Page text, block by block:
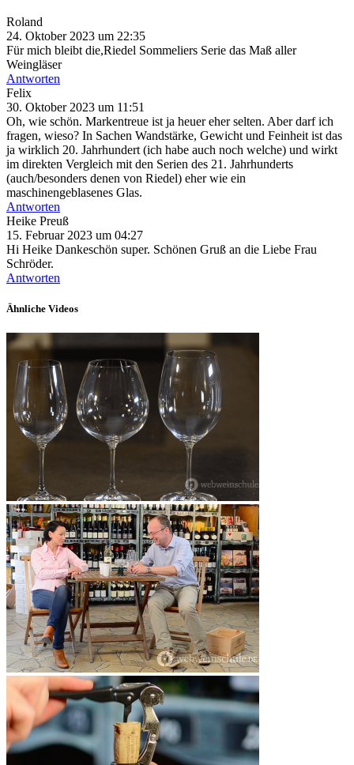
Roland
24. Oktober 2023 um 22:35
Für mich bleibt die,Riedel Sommeliers Serie das Maß aller
Weingläser
Antworten
Felix
30. Oktober 2023 um 11:51
Oh, wie schön. Markentreue ist ja heuer eher selten. Aber darf ich
fragen, wieso? In Sachen Wandstärke, Gewicht und Feinheit ist das
ja wirklich 20. Jahrhundert (ich habe auch noch welche) und wirkt
im direkten Vergleich mit den Serien des 21. Jahrhunderts
(auch/besonders denen von Riedel) eher wie ein
maschinengeblasenes Glas.
Antworten
Heike Preuß
15. Februar 2023 um 04:27
Hi Heike Dankeschön super. Schönen Gruß an die Liebe Frau
Schröder.
Antworten
Ähnliche Videos